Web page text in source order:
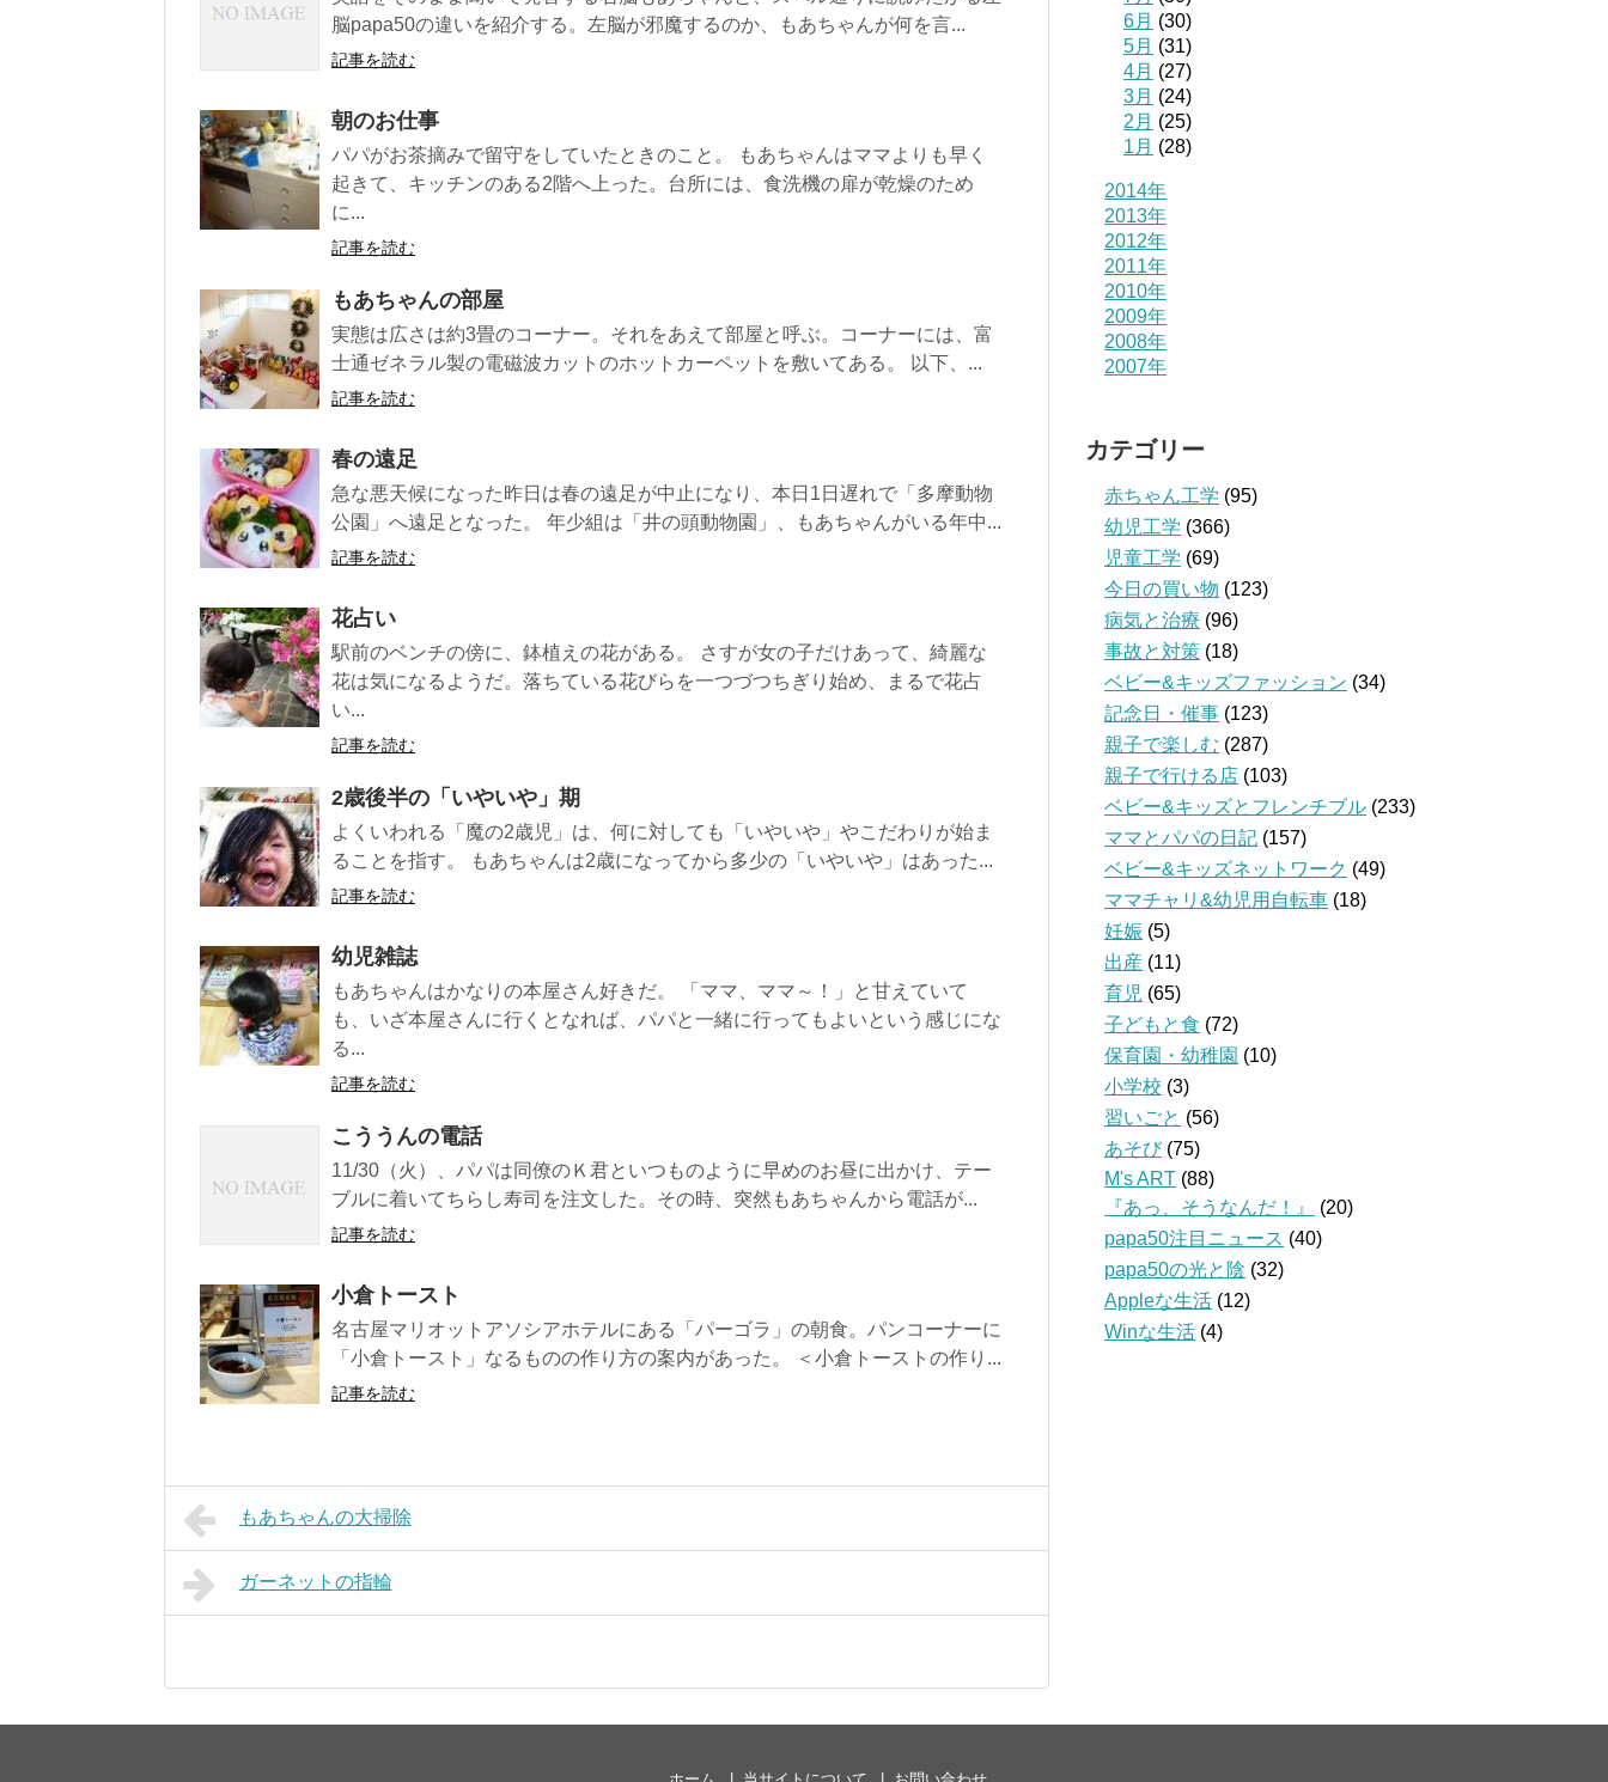
脳papa50の違いを紹介する。左脳が邪魔するのか、もあちゃんが何を言...
記事を読む
朝のお仕事
パパがお茶摘みで留守をしていたときのこと。 もあちゃんはママよりも早く
起きて、キッチンのある2階へ上った。台所には、食洗機の扉が乾燥のため
に...
記事を読む
もあちゃんの部屋
実態は広さは約3畳のコーナー。それをあえて部屋と呼ぶ。コーナーには、富
士通ゼネラル製の電磁波カットのホットカーペットを敷いてある。 以下、...
記事を読む
春の遠足
急な悪天候になった昨日は春の遠足が中止になり、本日1日遅れで「多摩動物
公園」へ遠足となった。 年少組は「井の頭動物園」、もあちゃんがいる年中...
記事を読む
花占い
駅前のベンチの傍に、鉢植えの花がある。 さすが女の子だけあって、綺麗な
花は気になるようだ。落ちている花びらを一つづつちぎり始め、まるで花占
い...
記事を読む
2歳後半の「いやいや」期
よくいわれる「魔の2歳児」は、何に対しても「いやいや」やこだわりが始ま
ることを指す。 もあちゃんは2歳になってから多少の「いやいや」はあった...
記事を読む
幼児雑誌
もあちゃんはかなりの本屋さん好きだ。 「ママ、ママ～！」と甘えていて
も、いざ本屋さんに行くとなれば、パパと一緒に行ってもよいという感じにな
る...
記事を読む
こううんの電話
11/30（火）、パパは同僚のＫ君といつものように早めのお昼に出かけ、テー
ブルに着いてちらし寿司を注文した。その時、突然もあちゃんから電話が...
記事を読む
小倉トースト
名古屋マリオットアソシアホテルにある「パーゴラ」の朝食。パンコーナーに
「小倉トースト」なるものの作り方の案内があった。 ＜小倉トーストの作り...
記事を読む
もあちゃんの大掃除
ガーネットの指輪
6月 (30)
5月 (31)
4月 (27)
3月 (24)
2月 (25)
1月 (28)
2014年
2013年
2012年
2011年
2010年
2009年
2008年
2007年
カテゴリー
赤ちゃん工学 (95)
幼児工学 (366)
児童工学 (69)
今日の買い物 (123)
病気と治療 (96)
事故と対策 (18)
ベビー&キッズファッション (34)
記念日・催事 (123)
親子で楽しむ (287)
親子で行ける店 (103)
ベビー&キッズとフレンチブル (233)
ママとパパの日記 (157)
ベビー&キッズネットワーク (49)
ママチャリ&幼児用自転車 (18)
妊娠 (5)
出産 (11)
育児 (65)
子どもと食 (72)
保育園・幼稚園 (10)
小学校 (3)
習いごと (56)
あそび(75)
M's ART (88)
『あっ、そうなんだ！』
(20)
papa50注目ニュース (40)
papa50の光と陰 (32)
Appleな生活 (12)
Winな生活 (4)